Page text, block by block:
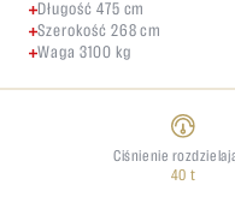
Długość 475 cm
Szerokość 268 cm
Waga 3100 kg
Ciśnienie
40 t